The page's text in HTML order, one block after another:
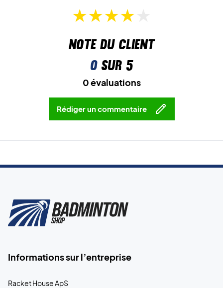
Note du client
0sur 5
0 évaluations
Rédiger un commentaire
Informations sur l’entreprise
Racket House ApS